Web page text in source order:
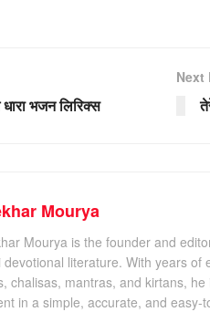
भजन लिरिक्स
Next
Mourya
Mourya is the founder and
devotional literature. With years
chalisas, mantras, and kirtans,
in a simple, accurate, and